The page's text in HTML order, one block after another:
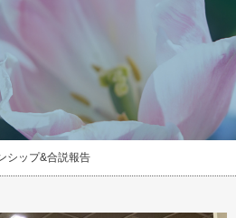
シップ&合説報告